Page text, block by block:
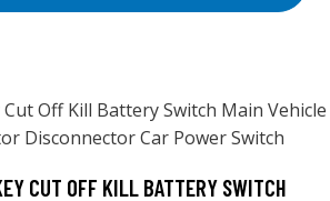
CUT OFF KILL BATTERY SWITCH